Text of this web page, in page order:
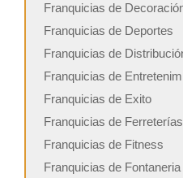
Franquicias de
Franquicias de Deportes
Franquicias de
Franquicias de
Franquicias de Exito
Franquicias de Ferreterías
Franquicias de Fitness
Franquicias de Fontaneria